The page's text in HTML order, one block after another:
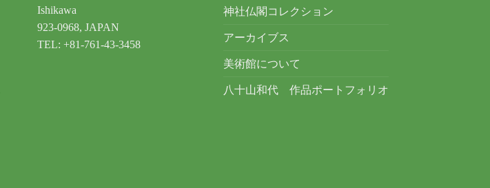
Ishikawa
923-0968, JAPAN
TEL: +81-761-43-3458
神社仏閣コレクション
アーカイブス
美術館について
八十山和代 作品ポートフォリオ